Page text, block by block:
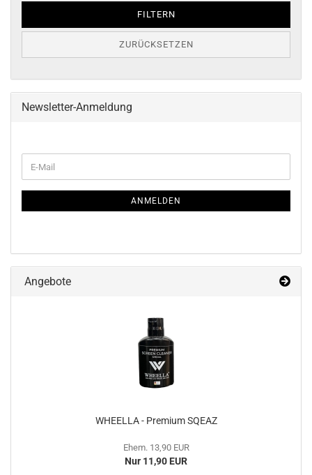
FILTERN
ZURÜCKSETZEN
Newsletter-Anmeldung
ZUR
E-
Mail
ANMELDEN
Angebote
WHEEL­LA - Pre­mi­um SQEAZ
Ehem. 13,90 EUR
Nur 11,90 EUR